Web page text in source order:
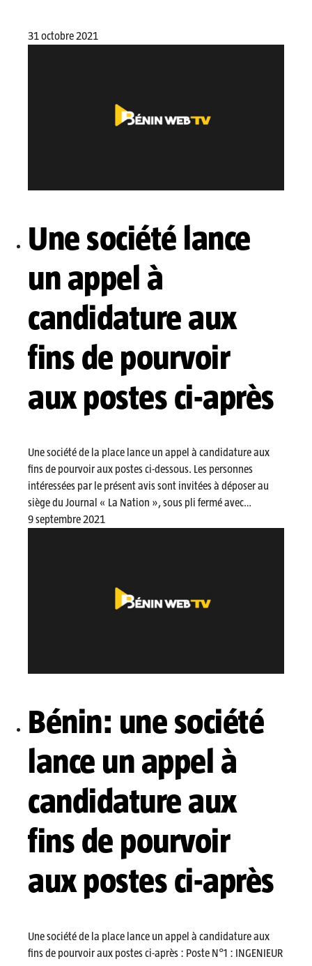
31 octobre 2021
Une société lance
un appel à
candidature aux
fins de pourvoir
aux postes ci-après
Une société de la place lance un appel à candidature aux
fins de pourvoir aux postes ci-dessous. Les personnes
intéressées par le présent avis sont invitées à déposer au
siège du Journal « La Nation », sous pli fermé avec…
9 septembre 2021
Bénin: une société
lance un appel à
candidature aux
fins de pourvoir
aux postes ci-après
Une société de la place lance un appel à candidature aux
fins de pourvoir aux postes ci-après : Poste N°1 : INGENIEUR